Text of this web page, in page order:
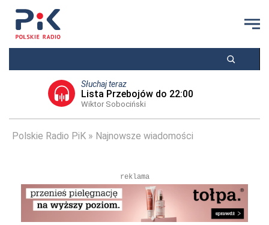
Słuchaj teraz
Lista Przebojów do 22:00
Wiktor Sobociński
Polskie Radio PiK Najnowsze wiadomości
reklama